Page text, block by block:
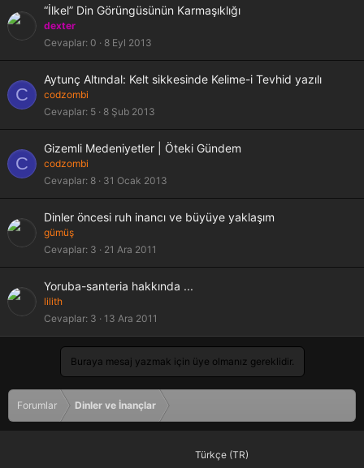
“İlkel” Din Görüngüsünün Karmaşıklığı
dexter
Cevaplar 0 8 Eyl 2013
C
Aytunç Altındal: Kelt sikkesinde Kelime-i Tevhid yazılı
codzombi
Cevaplar 5 8 Şub 2013
C
Gizemli Medeniyetler | Öteki Gündem
codzombi
Cevaplar 8 31 Ocak 2013
Dinler öncesi ruh inancı ve büyüye yaklaşım
gümüş
Cevaplar 3 21 Ara 2011
Yoruba-santeria hakkında ...
lilith
Cevaplar 3 13 Ara 2011
Buraya mesaj yazmak için üye olmanız gereklidir.
Forumlar Dinler ve İnançlar
Türkçe (TR)